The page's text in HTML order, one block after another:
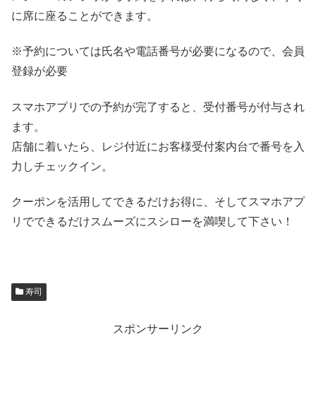
に席に座ることができます。
※予約については氏名や電話番号が必要になるので、会員
登録が必要
スマホアプリでの予約が完了すると、受付番号が付与され
ます。
店舗に着いたら、レジ付近にお客様受付案内台で番号を入
力しチェックイン。
クーポンを活用してできるだけお得に、そしてスマホアプ
リでできるだけスムーズにスシローを満喫して下さい！
寿司
スポンサーリンク